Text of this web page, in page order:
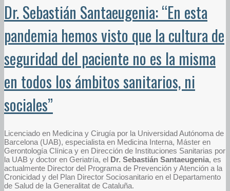
Dr. Sebastián Santaeugenia: “En esta
pandemia hemos visto que la cultura de
seguridad del paciente no es la misma
en todos los ámbitos sanitarios, ni
sociales”
Licenciado en Medicina y Cirugía por la Universidad Autónoma de
Barcelona (UAB), especialista en Medicina Interna, Máster en
Gerontología Clínica y en Dirección de Instituciones Sanitarias por
la UAB y doctor en Geriatría, el Dr. Sebastián Santaeugenia, es
actualmente Director del Programa de Prevención y Atención a la
Cronicidad y del Plan Director Sociosanitario en el Departamento
de Salud de la Generalitat de Cataluña.